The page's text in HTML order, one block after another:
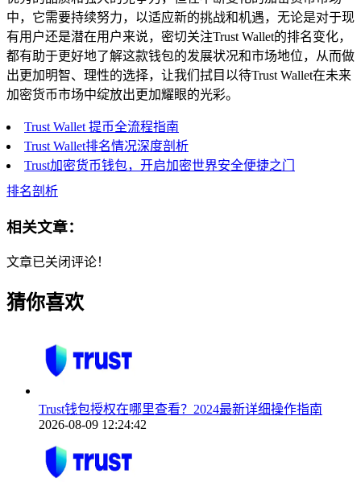
中，它需要持续努力，以适应新的挑战和机遇，无论是对于现
有用户还是潜在用户来说，密切关注Trust Wallet的排名变化，
都有助于更好地了解这款钱包的发展状况和市场地位，从而做
出更加明智、理性的选择，让我们拭目以待Trust Wallet在未来
加密货币市场中绽放出更加耀眼的光彩。
Trust Wallet 提币全流程指南
Trust Wallet排名情况深度剖析
Trust加密货币钱包，开启加密世界安全便捷之门
排名剖析
相关文章：
文章已关闭评论！
猜你喜欢
Trust钱包授权在哪里查看？2024最新详细操作指南
2026-08-09 12:24:42